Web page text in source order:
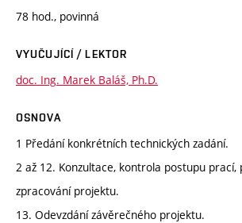
78 hod., povinná
VYUČUJÍCÍ / LEKTOR
doc. Ing. Marek Baláš, Ph.D.
OSNOVA
1 Předání konkrétních technických zadání.
2 až 12. Konzultace, kontrola postupu prací,
zpracování projektu.
13. Odevzdání závěrečného projektu.